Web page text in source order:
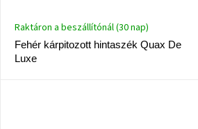
Fehér kárpitozott hintaszék Quax De
Luxe
Raktáron a beszállítónál (30 nap)